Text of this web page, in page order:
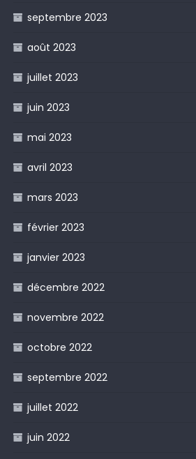
septembre 2023
août 2023
juillet 2023
juin 2023
mai 2023
avril 2023
mars 2023
février 2023
janvier 2023
décembre 2022
novembre 2022
octobre 2022
septembre 2022
juillet 2022
juin 2022